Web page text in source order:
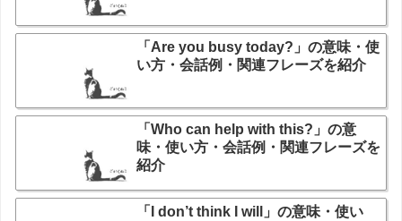
「Are you busy today?」の意味・使
い方・会話例・関連フレーズを紹介
「Who can help with this?」の意
味・使い方・会話例・関連フレーズを
紹介
「I don’t think I will」の意味・使い